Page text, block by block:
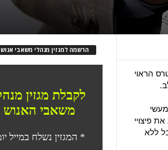
הראוי
פיצויי
מהפיצויים), אבל ללא
הרשמה למגזין מנהלי משאבי אנוש